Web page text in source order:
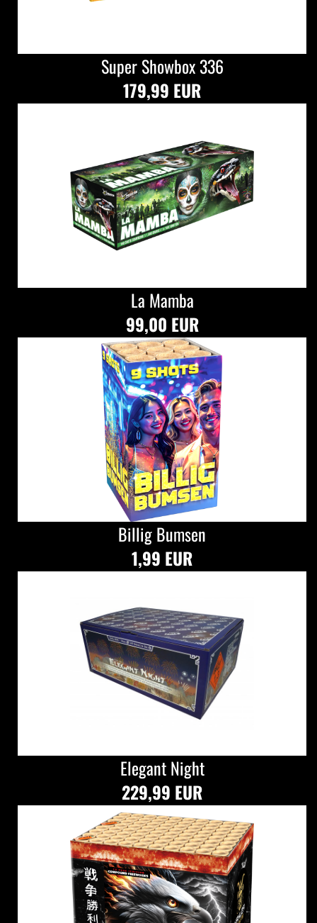
Super Showbox 336
179,99 EUR
La Mamba
99,00 EUR
Billig Bumsen
1,99 EUR
Elegant Night
229,99 EUR